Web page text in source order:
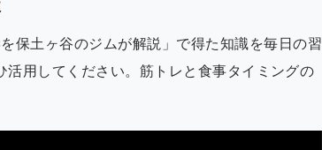
保土ヶ谷のジムが解説」で得た知識を毎日の習
用してください。筋トレと食事タイミングの